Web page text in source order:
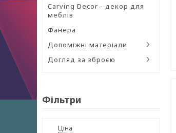
Carving Decor - декор для
меблів
Фанера
Допоміжні матеріали
Догляд за зброєю
Фільтри
Ціна